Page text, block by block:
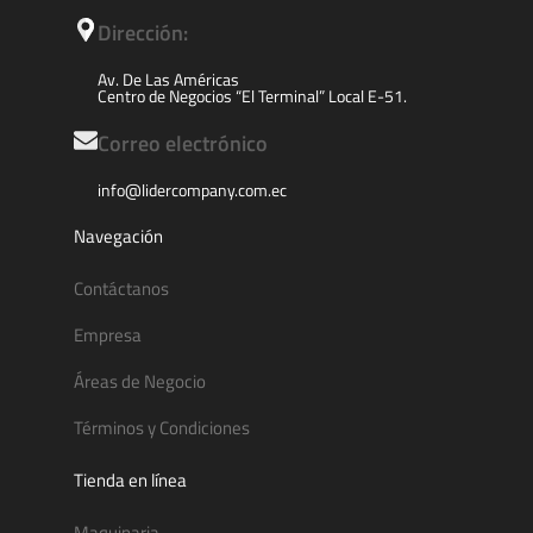
Dirección:
Av. De Las Américas
Centro de Negocios “El Terminal” Local E-51.
Correo electrónico
info@lidercompany.com.ec
Navegación
Contáctanos
Empresa
Áreas de Negocio
Términos y Condiciones
Tienda en línea